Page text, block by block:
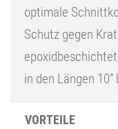
optimale
Schutz gegen
in den Längen 10”
VORTEILE